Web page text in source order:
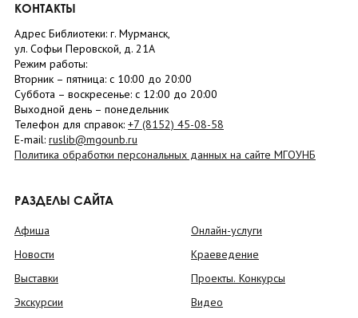
КОНТАКТЫ
Адрес Библиотеки: г. Мурманск,
ул. Софьи Перовской, д. 21А
Режим работы:
Вторник – пятница: с 10:00 до 20:00
Суббота – воскресенье: c 12:00 до 20:00
Выходной день – понедельник
Телефон для справок: +7 (8152) 45-08-58
E-mail: ruslib@mgounb.ru
Политика обработки персональных данных на сайте МГОУНБ
РАЗДЕЛЫ САЙТА
Афиша
Новости
Выставки
Экскурсии
Онлайн-услуги
Краеведение
Проекты. Конкурсы
Видео